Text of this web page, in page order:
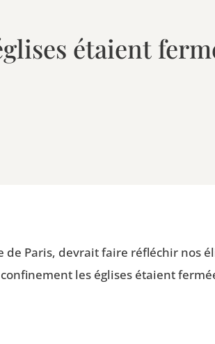
étaient
de Paris, devrait faire réflé­chir nos
les églises étaient